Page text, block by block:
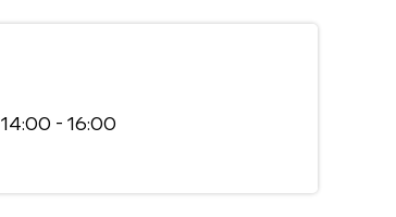
14:00 - 16:00